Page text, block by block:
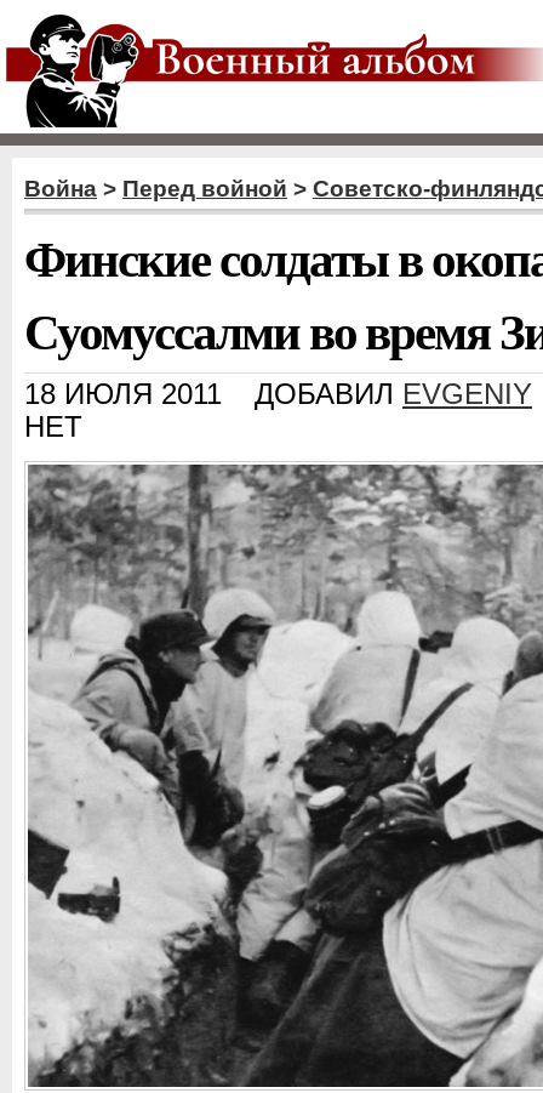
Война > Перед войной > Советско-
Финские солдаты в
Суомуссалми во время
18 ИЮЛЯ 2011 ДОБАВИЛ EVGENIY
НЕТ